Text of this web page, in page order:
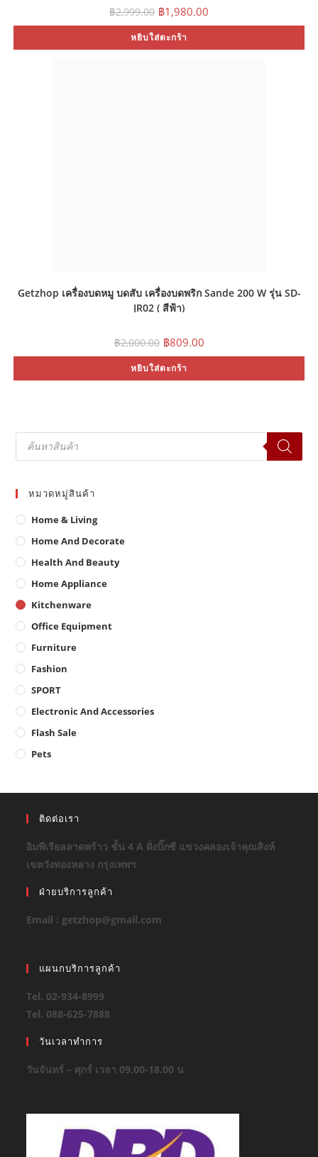
฿2,999.00 Original
price
was:
฿2,999.00.
฿1,980.00
is:
หยิบใส่ตะกร้า
Getzhop เครื่องบดหมู บดสับ เครื่องบดพริก Sande 200 W รุ่น SD-
JR02 ( สีฟ้า)
฿2,000.00 Original
price
was:
฿2,000.00.
฿809.00Current
price
is:
หยิบใส่ตะกร้า
Products
search
หมวดหมู่สินค้า
Home & Living
Home And Decorate
Health And Beauty
Home Appliance
Kitchenware
Office Equipment
Furniture
Fashion
SPORT
Electronic And Accessories
Flash Sale
Pets
ติดต่อเรา
อิมพีเรียลลาดพร้าว ชั้น 4 A ฝั่งบิ๊กซี แขวงคลองเจ้าคุณสิงห์
เขตวังทองหลาง กรุงเทพฯ
ฝ่ายบริการลูกค้า
Email : getzhop@gmail.com
แผนกบริการลูกค้า
Tel. 02-934-8999
Tel. 088-625-7888
วันเวลาทำการ
วันจันทร์ – ศุกร์ เวลา 09.00-18.00 น